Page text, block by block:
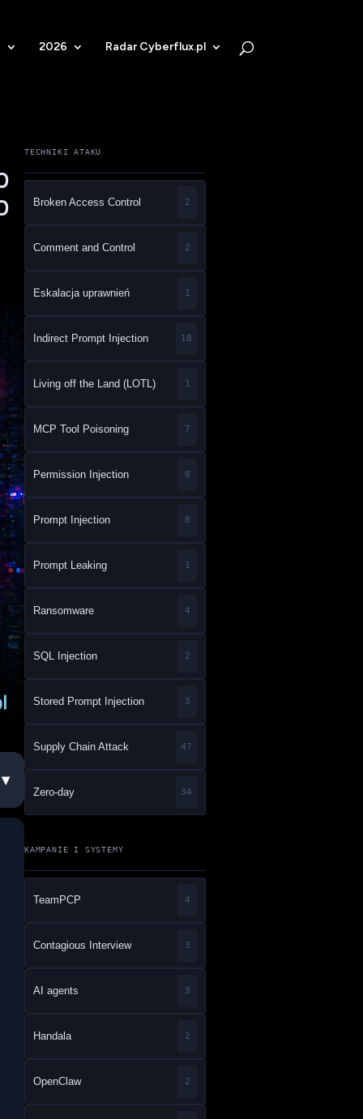
2026 Radar Cyberflux.pl
TECHNIKI ATAKU
Broken Access Control 2
Comment and Control 2
Eskalacja uprawnień 1
Indirect Prompt Injection 18
Living off the Land (LOTL) 1
MCP Tool Poisoning 7
Permission Injection 8
Prompt Injection 8
Prompt Leaking 1
Ransomware 4
SQL Injection 2
Stored Prompt Injection 3
Supply Chain Attack 47
Zero-day 34
KAMPANIE I SYSTEMY
TeamPCP 4
Contagious Interview 3
AI agents 3
Handala 2
OpenClaw 2